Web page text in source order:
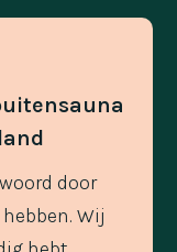
door
Wij